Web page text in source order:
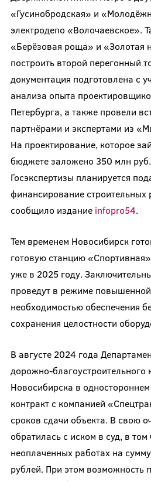
«Гусинобродская» и
электродепо «Волочаевское».
«Берёзовая роща» и «Золотая
построить второй перегонный
документация подготовлена с
анализа опыта
Петербурга, а также провели
партнёрами и экспертами из
На проектирование, которое
бюджете заложено 350 млн
Госэкспертизы планируется
финансирование строительных
сообщило изданиеinfopro54.
Тем временем Новосибирск
готовую станцию
уже в 2025 году.
проведут в режиме повышенной
необходимостью обеспечения
сохранения целостности
В августе 2024 года
дорожно-благоустроительного
Новосибирска в
контракт с компанией
сроков сдачи объекта. В свою
обратилась с иском в суд, в том
неоплаченных работах на
рублей. При этом возможность